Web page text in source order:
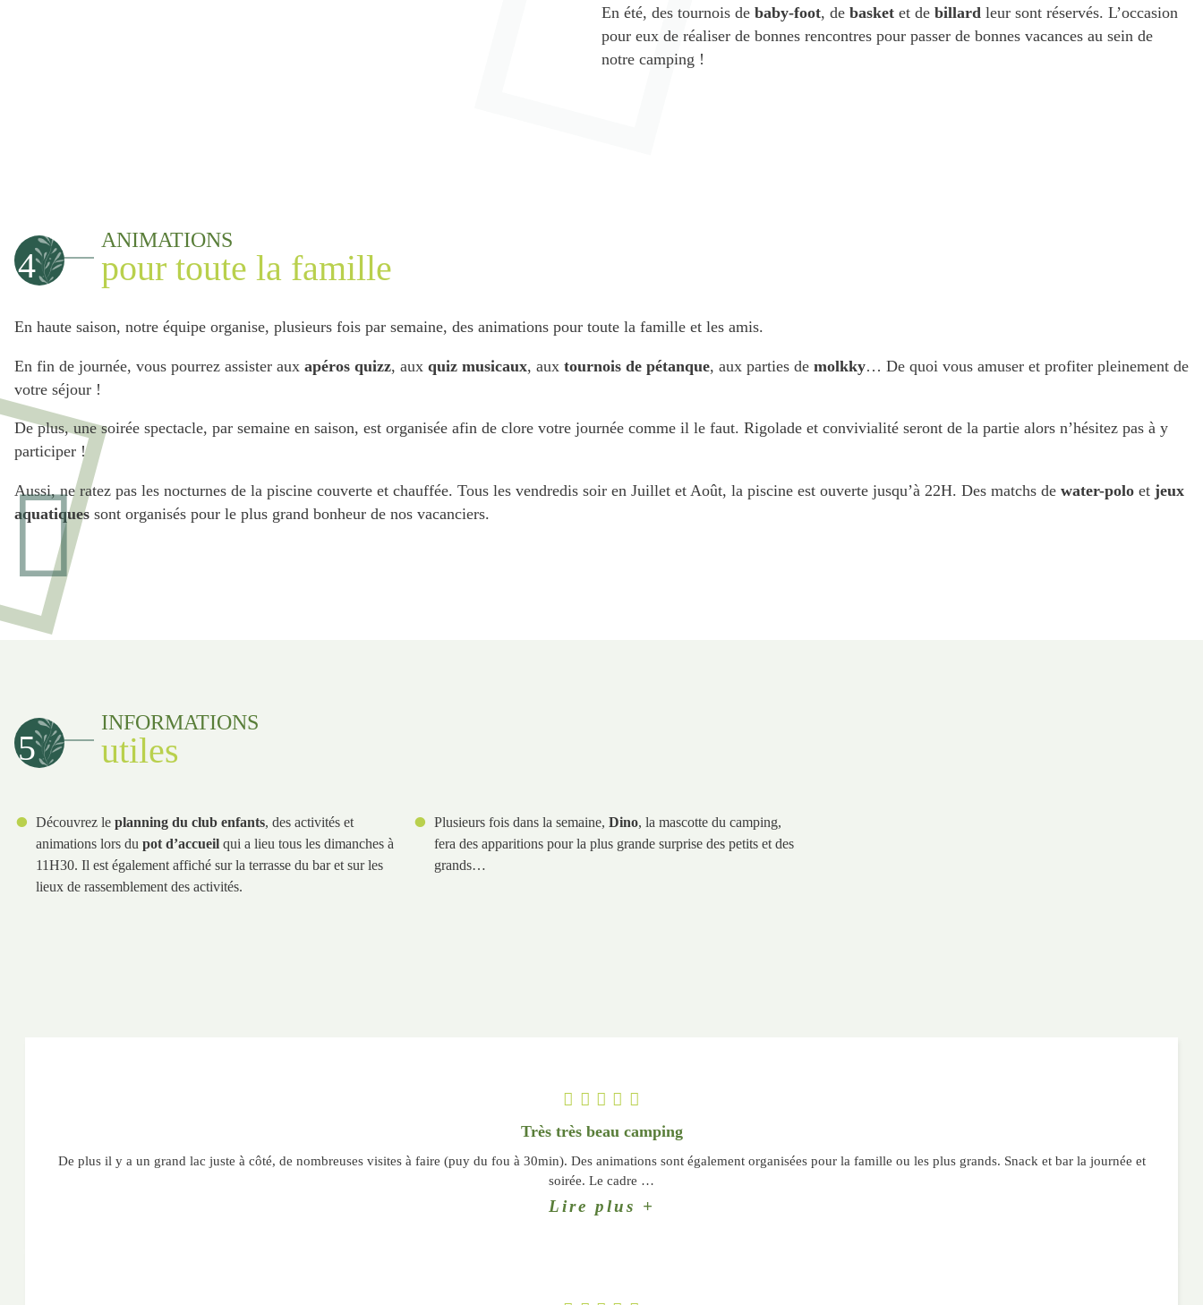
En été, des tournois de baby-foot, de basket et de billard leur sont réservés. L’occasion
pour eux de réaliser de bonnes rencontres pour passer de bonnes vacances au sein de
notre camping !
4
ANIMATIONS
pour toute la famille
En haute saison, notre équipe organise, plusieurs fois par semaine, des animations pour toute la famille et les amis.
En fin de journée, vous pourrez assister aux apéros quizz, aux quiz musicaux, aux tournois de pétanque, aux parties de molkky… De quoi vous amuser et profiter pleinement de
votre séjour !
De plus, une soirée spectacle, par semaine en saison, est organisée afin de clore votre journée comme il le faut. Rigolade et convivialité seront de la partie alors n’hésitez pas à y
participer !
Aussi, ne ratez pas les nocturnes de la piscine couverte et chauffée. Tous les vendredis soir en Juillet et Août, la piscine est ouverte jusqu’à 22H. Des matchs de water-polo et jeux
aquatiques sont organisés pour le plus grand bonheur de nos vacanciers.
5
INFORMATIONS
utiles
Découvrez le planning du club enfants, des activités et
animations lors du pot d’accueil qui a lieu tous les dimanches à
11H30. Il est également affiché sur la terrasse du bar et sur les
lieux de rassemblement des activités.
Plusieurs fois dans la semaine,Dino, la mascotte du camping,
fera des apparitions pour la plus grande surprise des petits et des
grands…
Très très beau camping
De plus il y a un grand lac juste à côté, de nombreuses visites à faire (puy du fou à 30min). Des animations sont également organisées pour la famille ou les plus grands. Snack et bar la journée et
soirée. Le cadre …
Lire plus +